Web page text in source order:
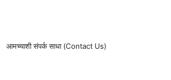
आमच्याशी संपर्क साधा (Contact Us)